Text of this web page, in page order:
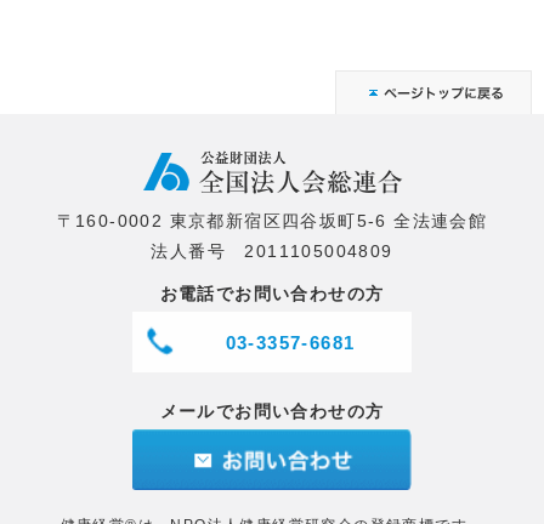
〒160-0002 東京都新宿区四谷坂町5-6 全法連会館
法人番号 2011105004809
お電話でお問い合わせの方
03-3357-6681
メールでお問い合わせの方